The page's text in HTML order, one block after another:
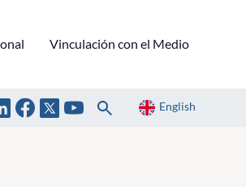
Vinculación con el Medio
English